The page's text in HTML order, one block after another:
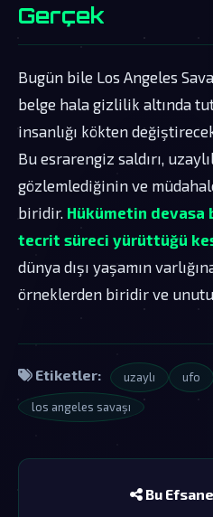
Gerçek
Bugün bile Los Angeles
belge hala gizlilik altında
insanlığı kökten
Bu esrarengiz saldırı,
gözlemlediğinin ve
biridir. Hükümetin devasa
tecrit süreci yürüttüğü
dünya dışı yaşamın
örneklerden biridir ve
Etiketler: uzaylı ufo
los angeles savaşı
Bu